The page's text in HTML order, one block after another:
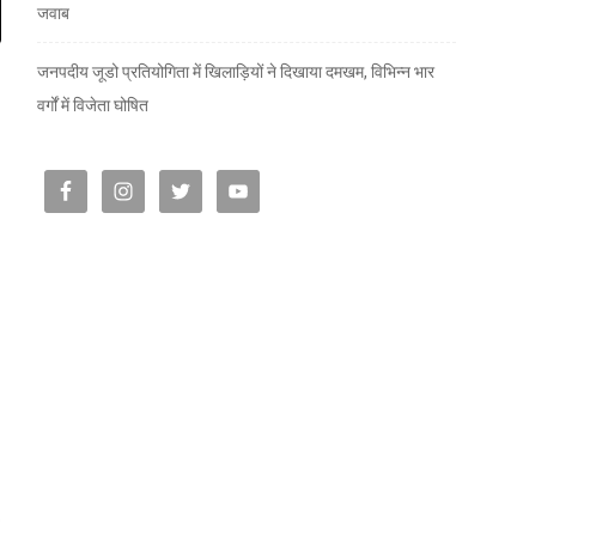
जवाब
जनपदीय जूडो प्रतियोगिता में खिलाड़ियों ने दिखाया दमखम, विभिन्न भार
वर्गों में विजेता घोषित